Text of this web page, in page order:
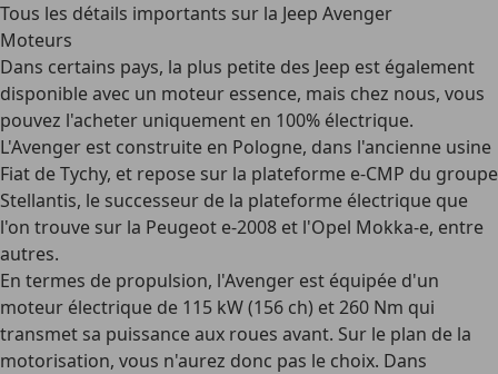
Tous les détails importants sur la Jeep Avenger
Moteurs
Dans certains pays, la plus petite des Jeep est également
disponible avec un moteur essence, mais chez nous, vous
pouvez l'acheter uniquement en 100% électrique.
L'Avenger est construite en Pologne, dans l'ancienne usine
Fiat de Tychy, et repose sur la plateforme e-CMP du groupe
Stellantis, le successeur de la plateforme électrique que
l'on trouve sur la Peugeot e-2008 et l'Opel Mokka-e, entre
autres.
En termes de propulsion, l'Avenger est équipée d'un
moteur électrique de 115 kW (156 ch) et 260 Nm qui
transmet sa puissance aux roues avant. Sur le plan de la
motorisation, vous n'aurez donc pas le choix. Dans